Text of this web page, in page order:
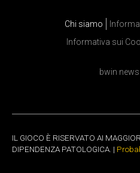
Chi siamo
Informativa sui
bwin news
IL GIOCO È RISERVATO AI
DIPENDENZA PATOLOGICA. |